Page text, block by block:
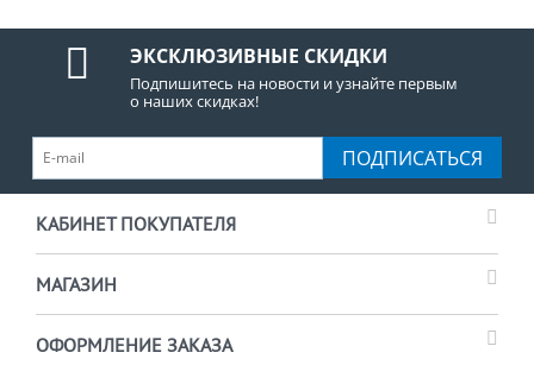
ЭКСКЛЮЗИВНЫЕ СКИДКИ
Подпишитесь на новости и узнайте первым
о наших скидках!
ПОДПИСАТЬСЯ
КАБИНЕТ ПОКУПАТЕЛЯ
МАГАЗИН
ОФОРМЛЕНИЕ ЗАКАЗА